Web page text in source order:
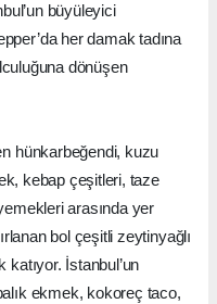
büyüleyici
her damak tadına
dönüşen
hünkarbeğendi, kuzu
kebap çeşitleri, taze
arasında yer
bol çeşitli zeytinyağlı
İstanbul’un
ekmek, kokoreç taco,